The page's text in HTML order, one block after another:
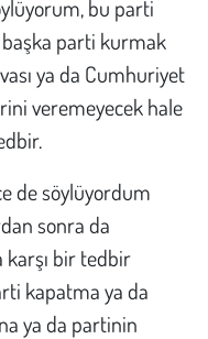
bu parti
başka parti kurmak
ya da Cumhuriyet
veremeyecek hale
de söylüyordum
sonra da
karşı bir tedbir
kapatma ya da
ya da partinin